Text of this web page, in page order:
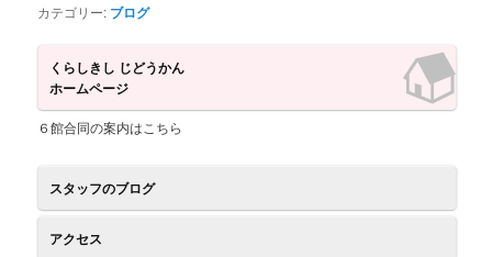
カテゴリー: ブログ
くらしきし じどうかん
ホームページ
６館合同の案内はこちら
スタッフのブログ
アクセス